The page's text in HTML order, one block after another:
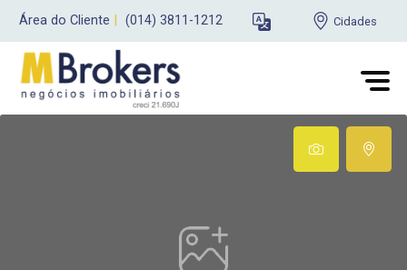
Área do Cliente (014) 3811-1212 Cidades